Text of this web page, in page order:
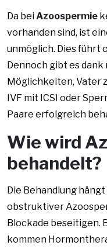
Da bei Azoospermie
vorhanden sind, ist
unmöglich. Dies führt
Dennoch gibt es
Möglichkeiten, Vater
IVF mit ICSI oder
Paare erfolgreich
Wie wird
behandelt?
Die Behandlung
obstruktiver
Blockade beseitigen.
kommen